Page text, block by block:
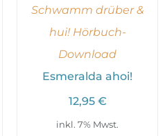
Schwamm drüber &
hui! Hörbuch-
Download
Esmeralda ahoi!
12,95 €
inkl. 7% Mwst.